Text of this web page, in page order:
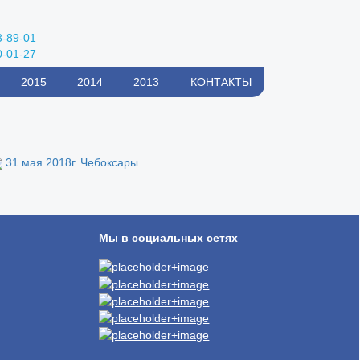
89-01
01-27
2015 2014 2013 КОНТАКТЫ
31 мая 2018г. Чебоксары
Мы в социальных сетях